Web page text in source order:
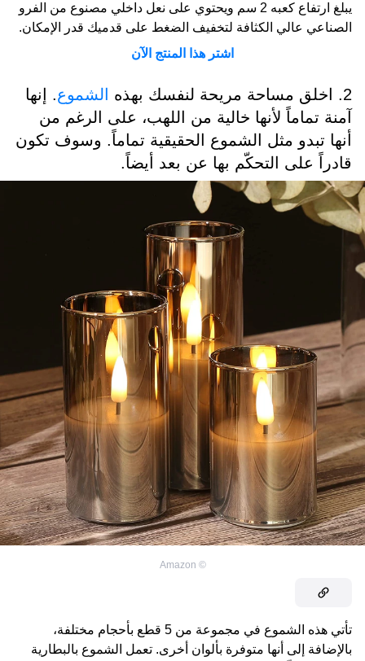
يبلغ ارتفاع كعبه 2 سم ويحتوي على نعل داخلي مصنوع من الفرو
الصناعي عالي الكثافة لتخفيف الضغط على قدميك قدر الإمكان.
اشتر هذا المنتج الآن
2. اخلق مساحة مريحة لنفسك بهذه الشموع. إنها
آمنة تماماً لأنها خالية من اللهب، على الرغم من
أنها تبدو مثل الشموع الحقيقية تماماً. وسوف تكون
قادراً على التحكّم بها عن بعد أيضاً.
©
Amazon
تأتي هذه الشموع في مجموعة من 5 قطع بأحجام مختلفة،
بالإضافة إلى أنها متوفرة بألوان أخرى. تعمل الشموع بالبطارية